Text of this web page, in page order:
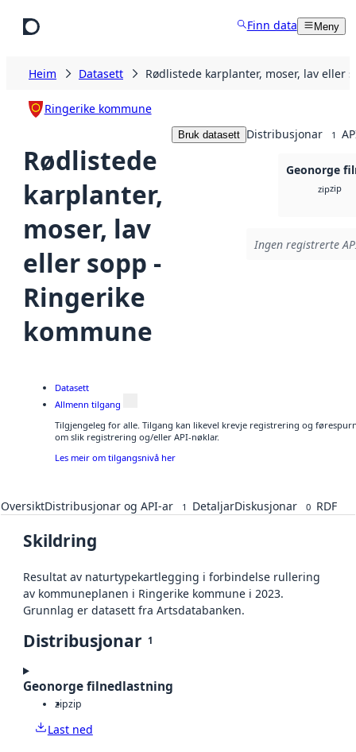
Finn data Meny
Heim Datasett Rødlistede karplanter, moser, lav eller
Ringerike kommune
Rødlistede
karplanter,
moser, lav
eller sopp -
Ringerike
kommune
Bruk datasett Distribusjonar 1
Geonorge
zipzip
Ingen registrerte
Datasett
Allmenn tilgang
Tilgjengeleg for alle. Tilgang kan likevel krevje registrering og
om slik registrering og/eller API-nøklar.
Les meir om tilgangsnivå her
OversiktDistribusjonar og API-ar 1 DetaljarDiskusjonar 0 RDF
Skildring
Resultat av naturtypekartlegging i forbindelse rullering
av kommuneplanen i Ringerike kommune i 2023.
Grunnlag er datasett fra Artsdatabanken.
Distribusjonar 1
Geonorge filnedlastning
zipzip
Last ned